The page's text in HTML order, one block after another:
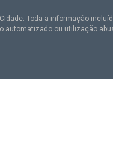
Toda a informação
automatizado ou utilização